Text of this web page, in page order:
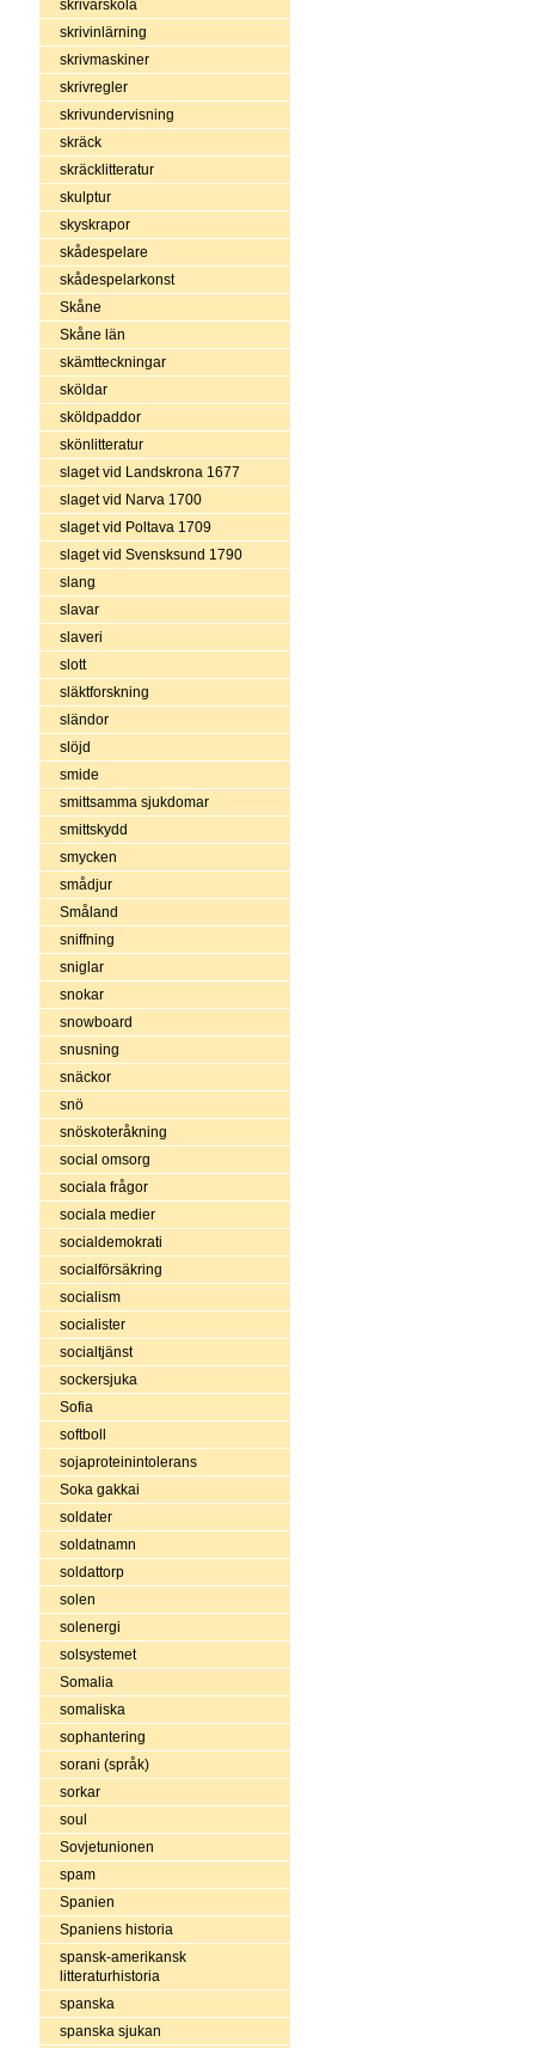
skrivarskola
skrivinlärning
skrivmaskiner
skrivregler
skrivundervisning
skräck
skräcklitteratur
skulptur
skyskrapor
skådespelare
skådespelarkonst
Skåne
Skåne län
skämtteckningar
sköldar
sköldpaddor
skönlitteratur
slaget vid Landskrona 1677
slaget vid Narva 1700
slaget vid Poltava 1709
slaget vid Svensksund 1790
slang
slavar
slaveri
slott
släktforskning
sländor
slöjd
smide
smittsamma sjukdomar
smittskydd
smycken
smådjur
Småland
sniffning
sniglar
snokar
snowboard
snusning
snäckor
snö
snöskoteråkning
social omsorg
sociala frågor
sociala medier
socialdemokrati
socialförsäkring
socialism
socialister
socialtjänst
sockersjuka
Sofia
softboll
sojaproteinintolerans
Soka gakkai
soldater
soldatnamn
soldattorp
solen
solenergi
solsystemet
Somalia
somaliska
sophantering
sorani (språk)
sorkar
soul
Sovjetunionen
spam
Spanien
Spaniens historia
spansk-amerikansk
litteraturhistoria
spanska
spanska sjukan